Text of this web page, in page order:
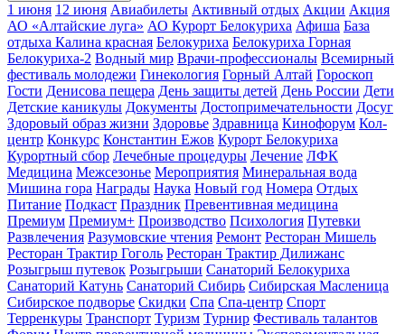
1 июня 12 июня Авиабилеты Активный отдых Акции Акция
АО «Алтайские луга» АО Курорт Белокуриха Афиша База
отдыха Калина красная Белокуриха Белокуриха Горная
Белокуриха-2 Водный мир Врачи-профессионалы Всемирный
фестиваль молодежи Гинекология Горный Алтай Гороскоп
Гости Денисова пещера День защиты детей День России Дети
Детские каникулы Документы Достопримечательности Досуг
Здоровый образ жизни Здоровье Здравница Кинофорум Кол-
центр Конкурс Константин Ежов Курорт Белокуриха
Курортный сбор Лечебные процедуры Лечение ЛФК
Медицина Межсезонье Мероприятия Минеральная вода
Мишина гора Награды Наука Новый год Номера Отдых
Питание Подкаст Праздник Превентивная медицина
Премиум Премиум+ Производство Психология Путевки
Развлечения Разумовские чтения Ремонт Ресторан Мишель
Ресторан Трактир Гоголь Ресторан Трактир Дилижанс
Розыгрыш путевок Розыгрыши Санаторий Белокуриха
Санаторий Катунь Санаторий Сибирь Сибирская Масленица
Сибирское подворье Скидки Спа Спа-центр Спорт
Терренкуры Транспорт Туризм Турнир Фестиваль талантов